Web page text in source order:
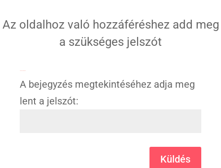
Az oldalhoz való hozzáféréshez add meg
a szükséges jelszót
A bejegyzés megtekintéséhez adja meg
lent a jelszót:
Küldés